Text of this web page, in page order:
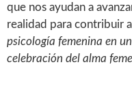
que nos ayudan a
realidad para contribuir
psicología femenina en
celebración del alma